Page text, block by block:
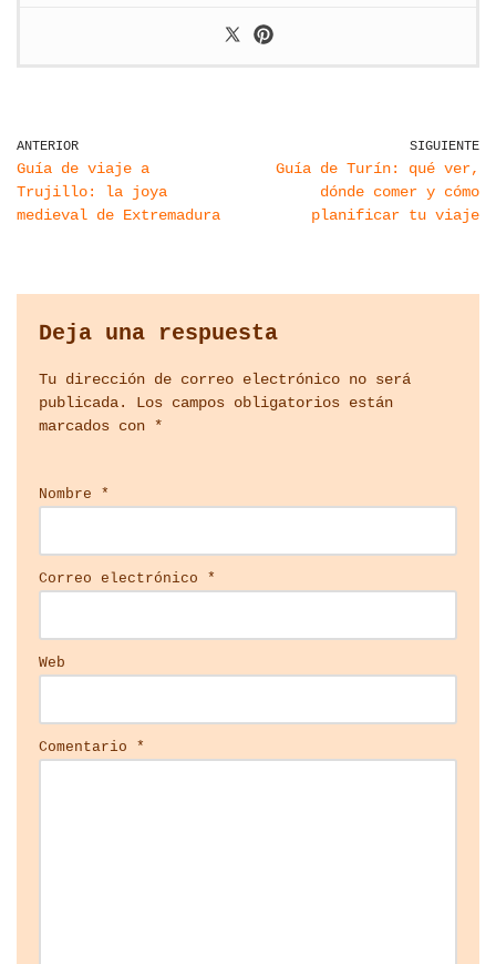
ANTERIOR
Guía de viaje a
Trujillo: la joya
medieval de Extremadura
SIGUIENTE
Guía de Turín: qué ver,
dónde comer y cómo
planificar tu viaje
Deja una respuesta
Tu dirección de correo electrónico no será
publicada.
Los campos obligatorios están
marcados con *
Nombre *
Correo electrónico *
Web
Comentario *